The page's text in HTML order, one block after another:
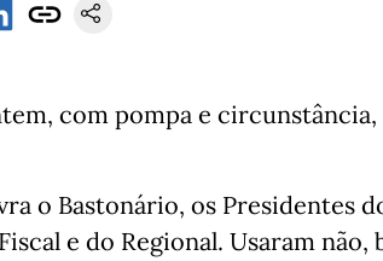
com pompa e
o Bastonário, os Presidentes
e do Regional. Usaram